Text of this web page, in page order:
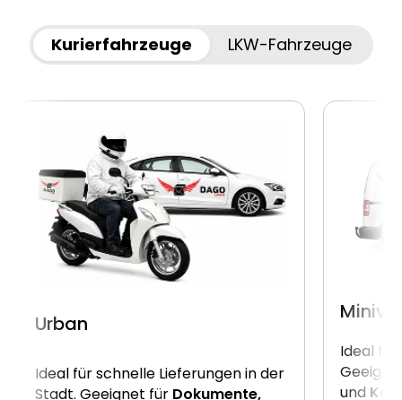
Kurierfahrzeuge LKW-Fahrzeuge
Urban
Ideal für schnelle Lieferungen in der
Stadt. Geeignet für Dokumente,
Ideal für
und